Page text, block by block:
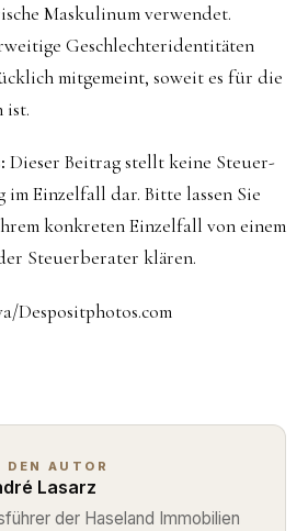
Maskulinum verwendet.
Geschlechteridentitäten
mitgemeint, soweit es für die
ist.
Dieser Beitrag stellt keine Steuer-
Einzelfall dar. Bitte lassen Sie
konkreten Einzelfall von einem
Steuerberater klären.
Despositphotos.com
DEN AUTOR
Lasarz
der Haseland Immobilien